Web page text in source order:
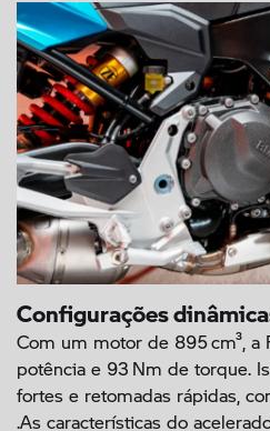
Configurações
Com um motor de 895 cm³, a
potência e 93 Nm de torque.
fortes e retomadas rápidas,
.As características do